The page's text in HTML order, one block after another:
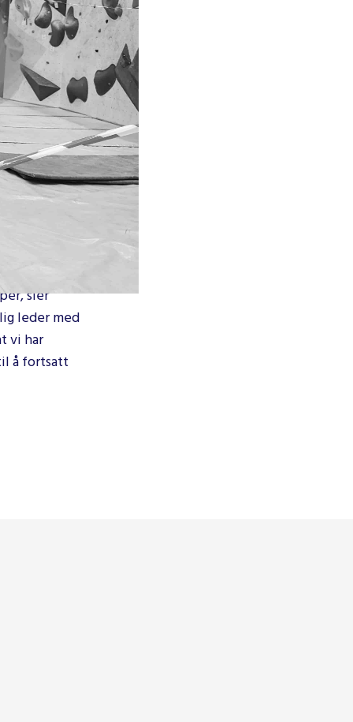
der
nestleder
seg til: "Der
i
at skabe
sier
leder med
vi har
å fortsatt